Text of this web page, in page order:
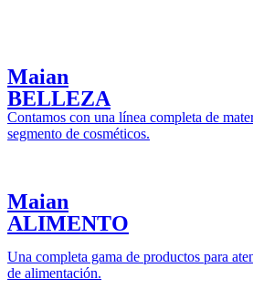
Maian
BELLEZA
Contamos con una línea completa de
segmento de cosméticos.
Maian
ALIMENTO
Una completa gama de productos para
de alimentación.